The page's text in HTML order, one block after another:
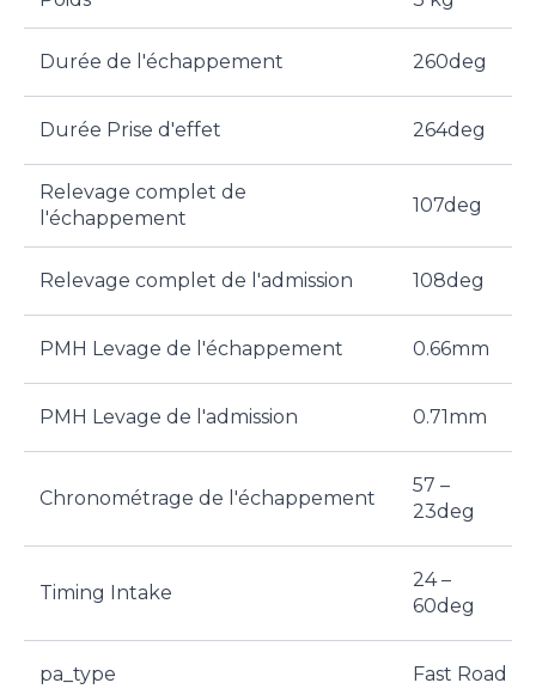
Durée de l'échappement 260deg
Durée Prise d'effet 264deg
Relevage complet de
l'échappement
107deg
Relevage complet de l'admission 108deg
PMH Levage de l'échappement 0.66mm
PMH Levage de l'admission 0.71mm
Chronométrage de l'échappement
57 –
23deg
Timing Intake
24 –
60deg
pa_type Fast Road